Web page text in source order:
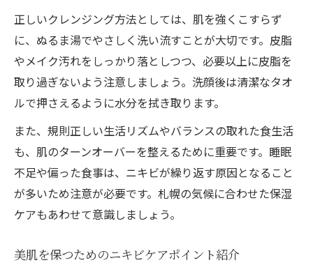
正しいクレンジング方法としては、肌を強くこすらず
に、ぬるま湯でやさしく洗い流すことが大切です。皮脂
やメイク汚れをしっかり落としつつ、必要以上に皮脂を
取り過ぎないよう注意しましょう。洗顔後は清潔なタオ
ルで押さえるように水分を拭き取ります。
また、規則正しい生活リズムやバランスの取れた食生活
も、肌のターンオーバーを整えるために重要です。睡眠
不足や偏った食事は、ニキビが繰り返す原因となること
が多いため注意が必要です。札幌の気候に合わせた保湿
ケアもあわせて意識しましょう。
美肌を保つためのニキビケアポイント紹介